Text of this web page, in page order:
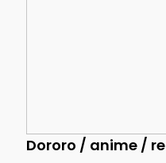
Dororo / anime /